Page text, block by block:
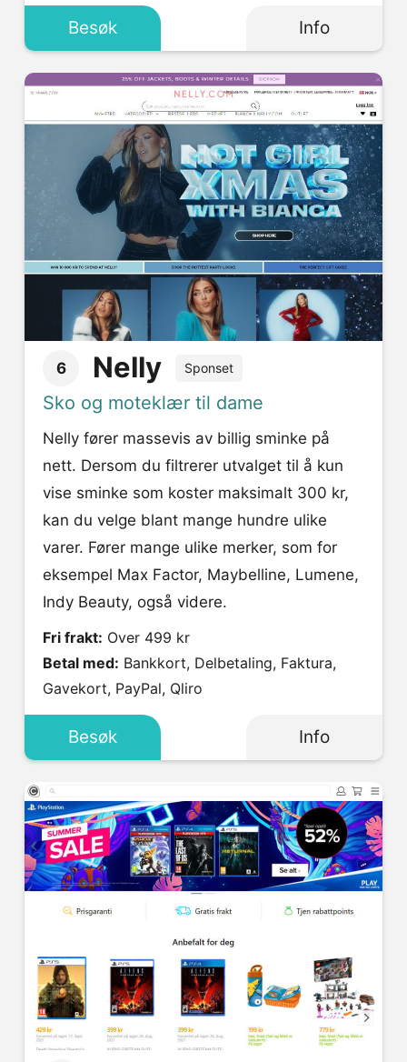
Besøk Info
6 Nelly Sponset
Sko og moteklær til dame
Nelly fører massevis av billig sminke på
nett. Dersom du filtrerer utvalget til å kun
vise sminke som koster maksimalt 300 kr,
kan du velge blant mange hundre ulike
varer. Fører mange ulike merker, som for
eksempel Max Factor, Maybelline, Lumene,
Indy Beauty, også videre.
Fri frakt: Over 499 kr
Betal med:
Gavekort, PayPal, Qliro
Besøk Info